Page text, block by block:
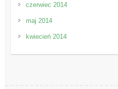
czerwiec 2014
maj 2014
kwiecień 2014